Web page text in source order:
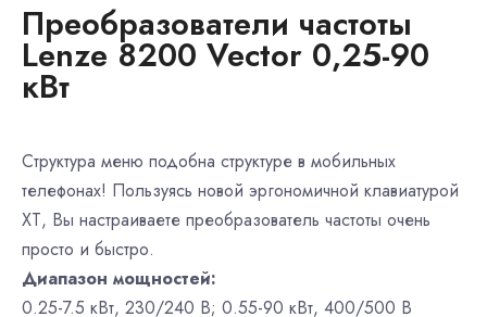
Преобразователи частоты
Lenze 8200 Vector 0,25-90
кВт
Структура меню подобна структуре в мобильных
телефонах! Пользуясь новой эргономичной клавиатурой
ХТ, Вы настраиваете преобразователь частоты очень
просто и быстро.
Диапазон мощностей:
0.25-7.5 кВт, 230/240 В; 0.55-90 кВт, 400/500 В